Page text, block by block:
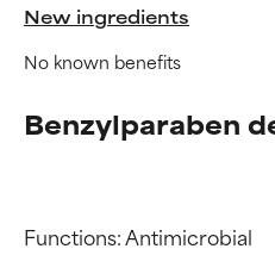
New ingredients
No known benefits
Benzylparaben
Functions: Antimicrobial